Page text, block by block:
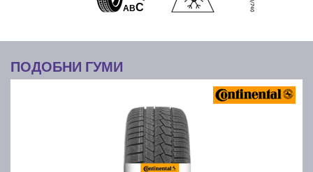
ABC
ПОДОБНИ ГУМИ